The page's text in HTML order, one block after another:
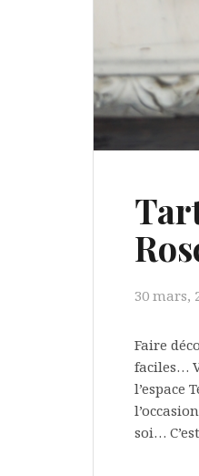
30 mars,
Faire
faciles…
l’espace
soi…